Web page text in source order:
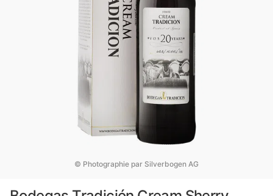
© Photographie par Silverbogen AG